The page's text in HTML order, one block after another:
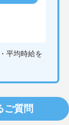
平均時給を
ご質問